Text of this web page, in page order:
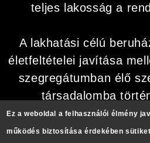
teljes lakosság a
A lakhatási célú
életfeltételei javítása
szegregátumban élő
társadalomba
valamint Kompolt
Ez a weboldal a felhasználói élmény
működés biztosítása érdekében